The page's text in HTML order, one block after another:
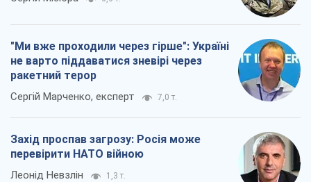
"Ми вже проходили через гірше": Україні
не варто піддаватися зневірі через
ракетний терор
Сергій Марченко, експерт 7,0 т.
Захід проспав загрозу: Росія може
перевірити НАТО війною
Леонід Невзлін 1,3 т.